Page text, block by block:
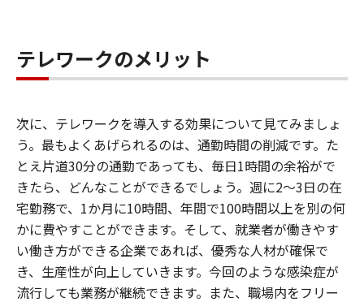
テレワークのメリット
次に、テレワークを導入する効果について見てみましょ
う。最もよくあげられるのは、通勤時間の削減です。た
とえ片道30分の通勤であっても、毎日1時間の余裕がで
きたら、どんなことができるでしょう。週に2～3日の在
宅勤務で、1か月に10時間、年間で100時間以上を別の何
かに費やすことができます。そして、就業者が働きやす
い働き方ができる企業であれば、優秀な人材が確保で
き、生産性が向上していきます。今回のような感染症が
流行しても業務が継続できます。また、職場内をフリー